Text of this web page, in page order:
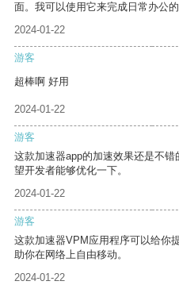
面。我可以使用它来完成日常办公
2024-01-22
游客
超棒啊 好用
2024-01-22
游客
这款加速器app的加速效果还是不
望开发者能够优化一下。
2024-01-22
游客
这款加速器VPM应用程序可以给你
助你在网络上自由移动。
2024-01-22